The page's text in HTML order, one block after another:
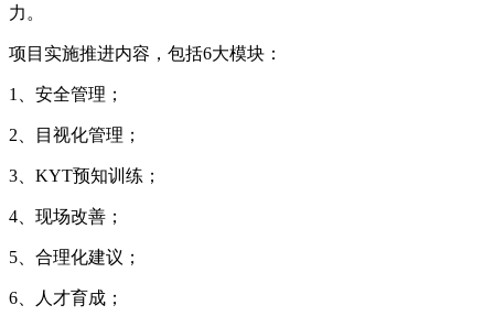
力。
项目实施推进内容，包括6大模块：
1、安全管理；
2、目视化管理；
3、KYT预知训练；
4、现场改善；
5、合理化建议；
6、人才育成；